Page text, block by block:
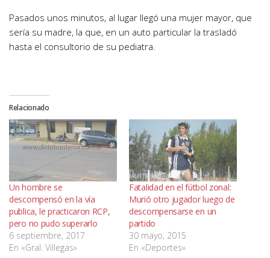
Pasados unos minutos, al lugar llegó una mujer mayor, que
sería su madre, la que, en un auto particular la trasladó
hasta el consultorio de su pediatra.
Relacionado
Un hombre se
descompensó en la vía
publica, le practicaron RCP,
pero no pudo superarlo
6 septiembre, 2017
En «Gral. Villegas»
Fatalidad en el fútbol zonal:
Murió otro jugador luego de
descompensarse en un
partido
30 mayo, 2015
En «Deportes»